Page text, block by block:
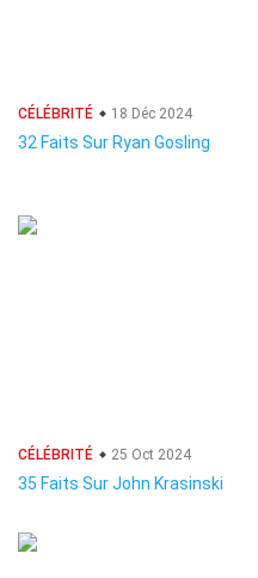
CÉLÉBRITÉ 18 Déc 2024
32 Faits Sur Ryan Gosling
CÉLÉBRITÉ 25 Oct 2024
35 Faits Sur John Krasinski